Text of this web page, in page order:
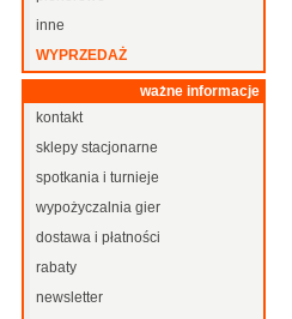
inne
WYPRZEDAŻ
ważne informacje
kontakt
sklepy stacjonarne
spotkania i turnieje
wypożyczalnia gier
dostawa i płatności
rabaty
newsletter